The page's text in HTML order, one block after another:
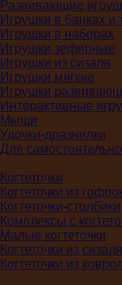
Развивающие
Игрушки в банках и
Игрушки в наборах
Игрушки зефирные
Игрушки из сизаля
Игрушки мягкие
Игрушки
Интерактивные
Мыши
Удочки-дразнилки
Для
Когтеточки
Когтеточки из
Когтеточки-столбики
Комплексы с
Малые когтеточки
Когтеточки из сизаля
Когтеточки из